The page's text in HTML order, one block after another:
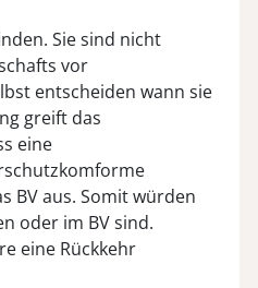
Sie sind nicht
vor
entscheiden wann sie
greift das
eine
BV aus. Somit würden
oder im BV sind.
eine Rückkehr